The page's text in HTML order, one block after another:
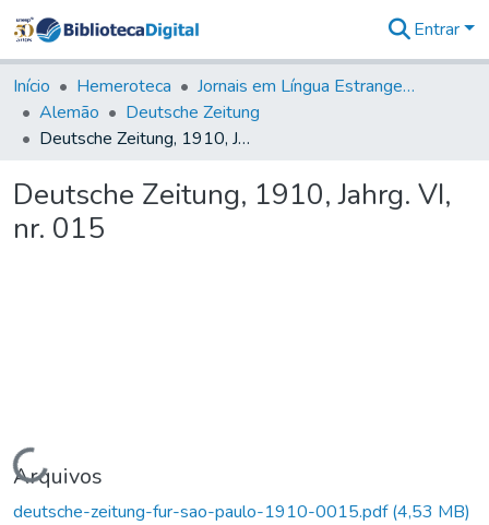
&
Coleções
Tudo na
Biblioteca
Estatísticas
Entrar
Início Hemeroteca
Jornais em Língua Estrangeira
Alemão
Deutsche Zeitung
Deutsche Zeitung, 1910, Jahrg. VI, nr. 015
Deutsche Zeitung, 1910, Jahrg. VI,
nr. 015
Carregando...
Arquivos
deutsche-zeitung-fur-sao-paulo-1910-0015.pdf(4,53 MB)